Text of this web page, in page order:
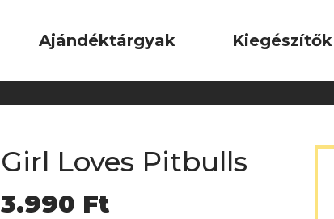
Ajándéktárgyak Kiegészítők
Girl Loves Pitbulls
3.990 Ft